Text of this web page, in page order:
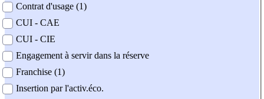
Contrat d'usage (1)
CUI - CAE
CUI - CIE
Engagement à servir dans la réserve
Franchise (1)
Insertion par l'activ.éco.